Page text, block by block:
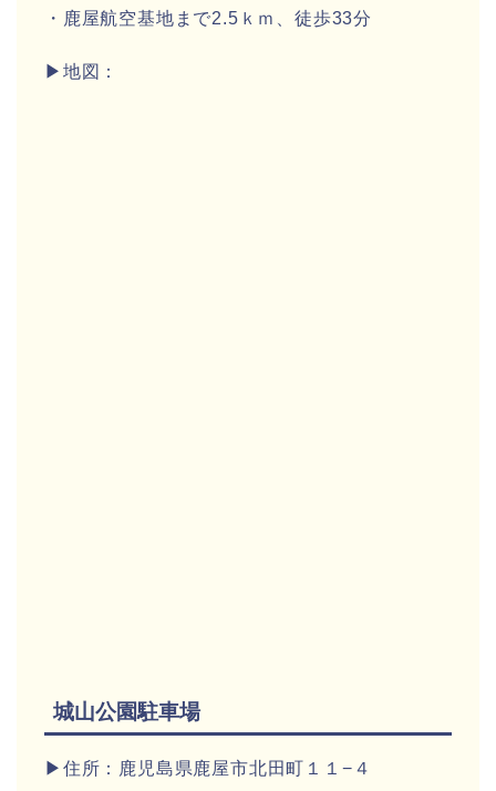
・鹿屋航空基地まで2.5ｋｍ、徒歩33分
▶地図：
城山公園駐車場
▶住所：鹿児島県鹿屋市北田町１１−４